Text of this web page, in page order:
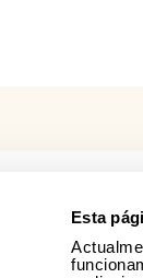
Esta